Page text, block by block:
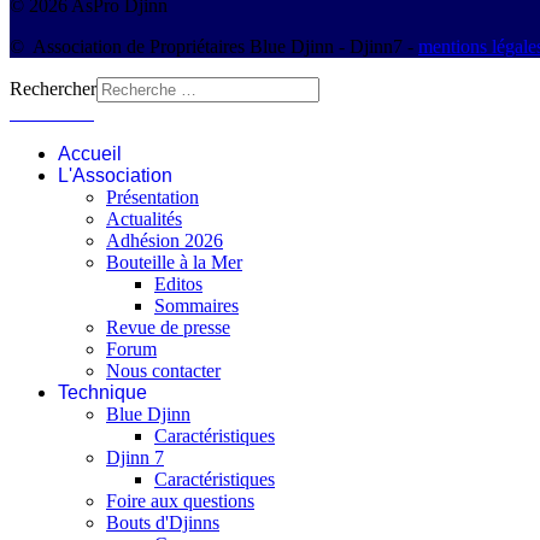
© 2026 AsPro Djinn
© Association de Propriétaires Blue Djinn - Djinn7 - mentions
Rechercher
Accueil
L'Association
Présentation
Actualités
Adhésion 2026
Bouteille à la Mer
Editos
Sommaires
Revue de presse
Forum
Nous contacter
Technique
Blue Djinn
Caractéristiques
Djinn 7
Caractéristiques
Foire aux questions
Bouts d'Djinns